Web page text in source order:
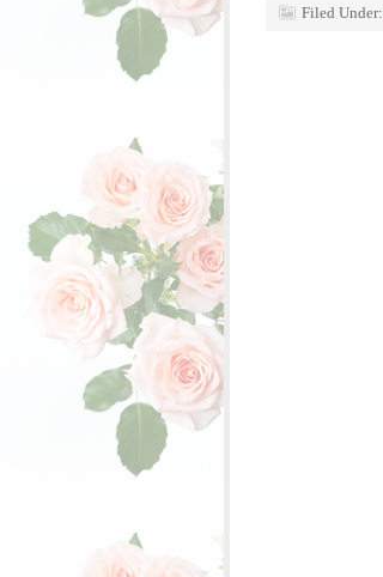
Filed Under: